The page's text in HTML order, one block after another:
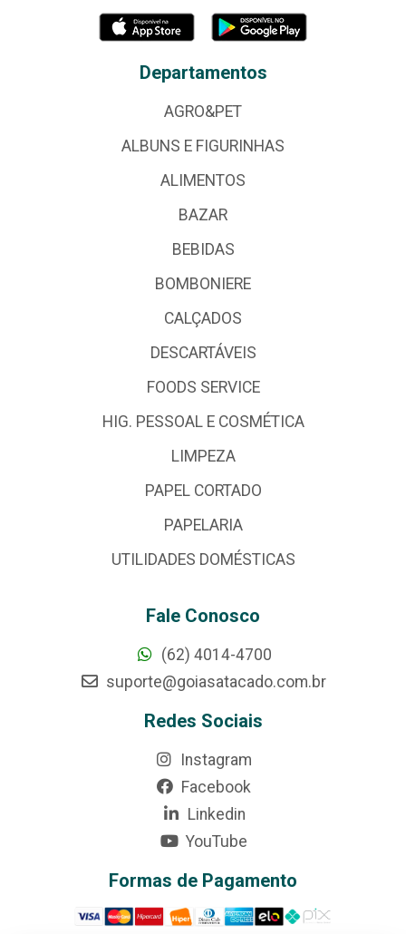
Departamentos
AGRO&PET
ALBUNS E FIGURINHAS
ALIMENTOS
BAZAR
BEBIDAS
BOMBONIERE
CALÇADOS
DESCARTÁVEIS
FOODS SERVICE
HIG. PESSOAL E COSMÉTICA
LIMPEZA
PAPEL CORTADO
PAPELARIA
UTILIDADES DOMÉSTICAS
Fale Conosco
(62) 4014-4700
suporte@goiasatacado.com.br
Redes Sociais
Instagram
Facebook
Linkedin
YouTube
Formas de Pagamento